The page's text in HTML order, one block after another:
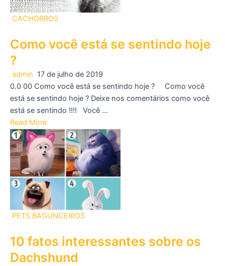
CACHORROS
Como você está se sentindo hoje
?
admin 17 de julho de 2019
0.0 00 Como você está se sentindo hoje ? Como você
está se sentindo hoje ? Deixe nos comentários como você
está se sentindo !!!! Você …
Read More
PETS BAGUNCEIROS
10 fatos interessantes sobre os
Dachshund